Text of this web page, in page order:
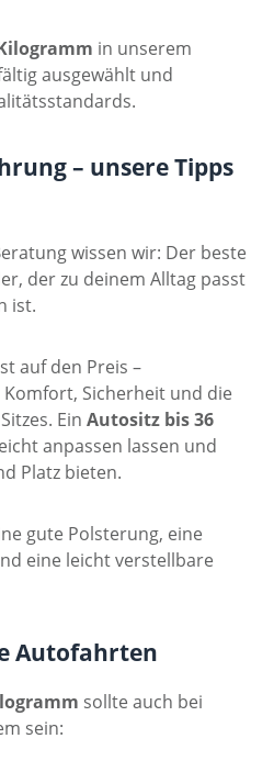
in unserem
ausgewählt und
– unsere Tipps
wissen wir: Der beste
der zu deinem Alltag passt
ist.
auf den Preis –
Sicherheit und die
Ein Autositz bis 36
anpassen lassen und
Platz bieten.
gute Polsterung, eine
eine leicht verstellbare
Autofahrten
sollte auch bei
sein: